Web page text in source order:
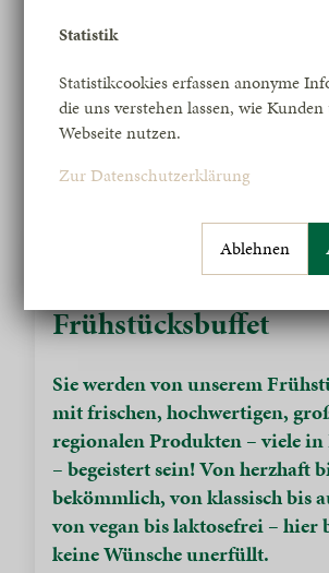
Das Lengbachhof
Frühstücksbuffet
Sie werden von unserem
mit frischen, hochwertigen,
regionalen Produkten – viele
– begeistert sein! Von herzhaft
bekömmlich, von klassisch bis
von vegan bis laktosefrei – hier
keine Wünsche unerfüllt.
Statistik
Statistikcookies erfassen anonyme
die uns verstehen lassen, wie Kunden
Webseite nutzen.
Zur Datenschutzerklärung
Ablehnen